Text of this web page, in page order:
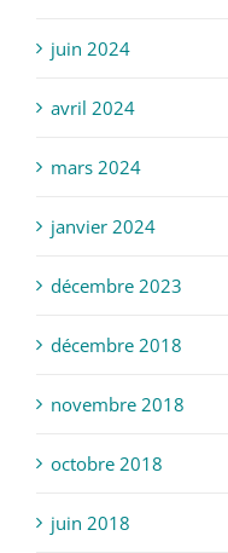
juin 2024
avril 2024
mars 2024
janvier 2024
décembre 2023
décembre 2018
novembre 2018
octobre 2018
juin 2018